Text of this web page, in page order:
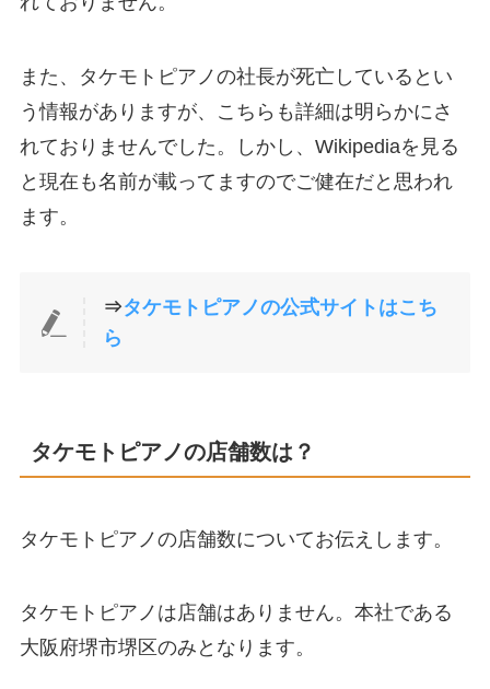
また、タケモトピアノの社長が死亡しているとい
う情報がありますが、こちらも詳細は明らかにさ
れておりませんでした。しかし、Wikipediaを見る
と現在も名前が載ってますのでご健在だと思われ
ます。
⇒タケモトピアノの公式サイトはこち
ら
タケモトピアノの店舗数は？
タケモトピアノの店舗数についてお伝えします。
タケモトピアノは店舗はありません。本社である
大阪府堺市堺区のみとなります。